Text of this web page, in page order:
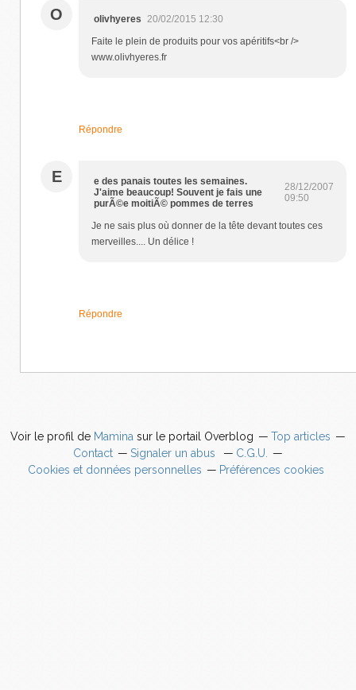
O olivhyeres 20/02/2015 12:30
Faite le plein de produits pour vos apéritifs<br />
www.olivhyeres.fr
Répondre
E
e des panais toutes les semaines.
J'aime beaucoup! Souvent je fais une
purÃ©e moitiÃ© pommes de terres
28/12/2007
09:50
Je ne sais plus où donner de la tête devant toutes ces
merveilles.... Un délice !
Répondre
Voir le profil de Mamina sur le portail Overblog
Top articles
Contact
Signaler un abus
C.G.U.
Cookies et données personnelles
Préférences cookies